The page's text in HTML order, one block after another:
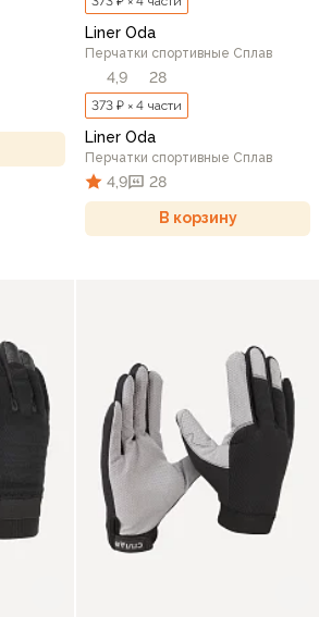
Liner Oda
Перчатки спортивные Сплав
4,9 28
373 ₽ × 4 части
Liner Oda
Перчатки спортивные Сплав
4,9 28
В корзину